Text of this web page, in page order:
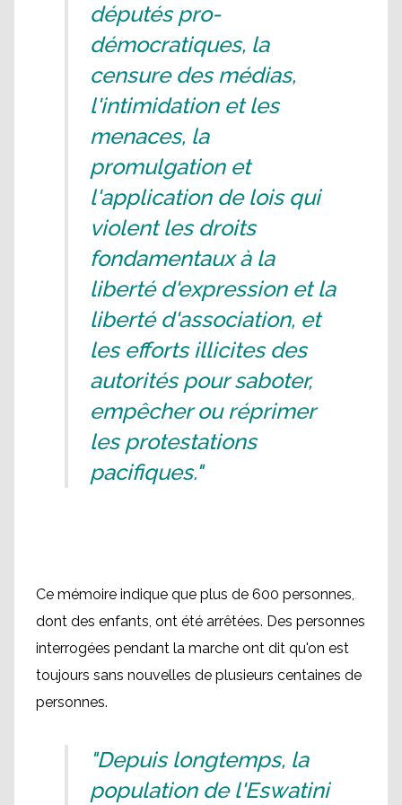
députés pro-
démocratiques, la
censure des médias,
l'intimidation et les
menaces, la
promulgation et
l'application de lois qui
violent les droits
fondamentaux à la
liberté d'expression et la
liberté d'association, et
les efforts illicites des
autorités pour saboter,
empêcher ou réprimer
les protestations
pacifiques."
Ce mémoire indique que plus de 600 personnes,
dont des enfants, ont été arrêtées. Des personnes
interrogées pendant la marche ont dit qu'on est
toujours sans nouvelles de plusieurs centaines de
personnes.
"Depuis longtemps, la
population de l'Eswatini